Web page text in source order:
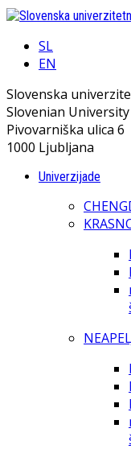
SL
EN
Slovenska
Slovenian
Pivovarniška ulica 6
1000 Ljubljana
Univerzijade